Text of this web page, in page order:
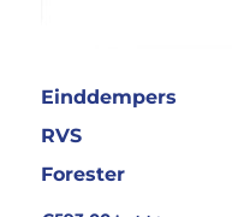
Einddempers
RVS
Forester